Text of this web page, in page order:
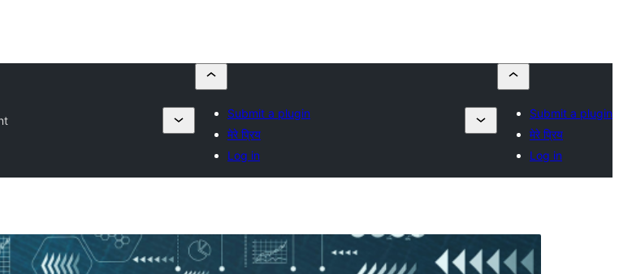
Submit a plugin
मेरे प्रिय
Log in
Submit a plugin
मेरे प्रिय
Log in